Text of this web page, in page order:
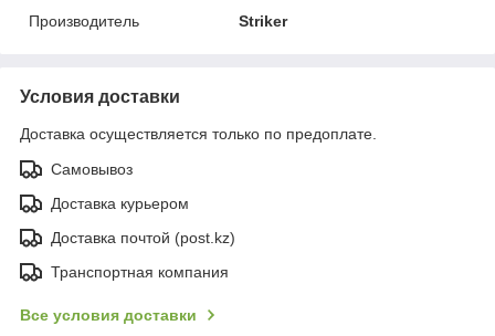
Производитель
Striker
Условия доставки
Доставка осуществляется только по предоплате.
Самовывоз
Доставка курьером
Доставка почтой (post.kz)
Транспортная компания
Все условия доставки